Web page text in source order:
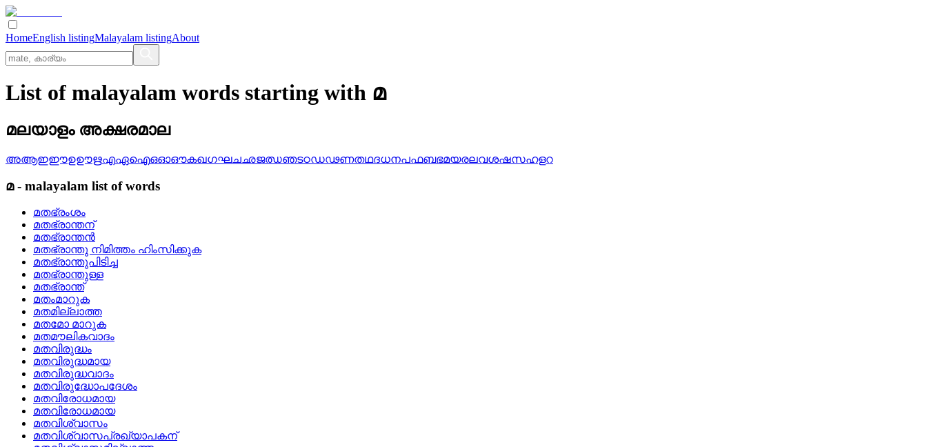
HomeEnglish listingMalayalam listingAbout
List of malayalam words starting with മ
മലയാളം അക്ഷരമാല
അആഇഈഉഊഋഎഏഐഒഓഔകഖഗഘചഛജഝഞടഠഡഢണതഥദധനപഫബഭമയരലവശഷസഹളറ
മ- malayalam list of words
മതഭ്രംശം
മതഭ്രാന്തന്
മതഭ്രാന്തന്‍
മതഭ്രാന്തു നിമിത്തം ഹിംസിക്കുക
മതഭ്രാന്തുപിടിച്ച
മതഭ്രാന്തുള്ള
മതഭ്രാന്ത്
മതംമാറുക
മതമില്ലാത്ത
മതമോ മാറുക
മതമൗലികവാദം
മതവിരുദ്ധം
മതവിരുദ്ധമായ
മതവിരുദ്ധവാദം
മതവിരുദ്ധോപദേശം
മതവിരോധമായ
മതവിരോധമായ
മതവിശ്വാസം
മതവിശ്വാസപ്രഖ്യാപകന്